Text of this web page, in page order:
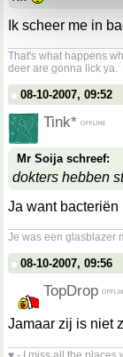
Ik scheer me in
That's what happens
deer are gonna lick ya.
08-10-2007, 09:52
Tink*
Mr Soija schreef:
dokters hebben
Ja want
Je was een glasblazer
08-10-2007, 09:56
TopDrop
Jamaar zij is niet